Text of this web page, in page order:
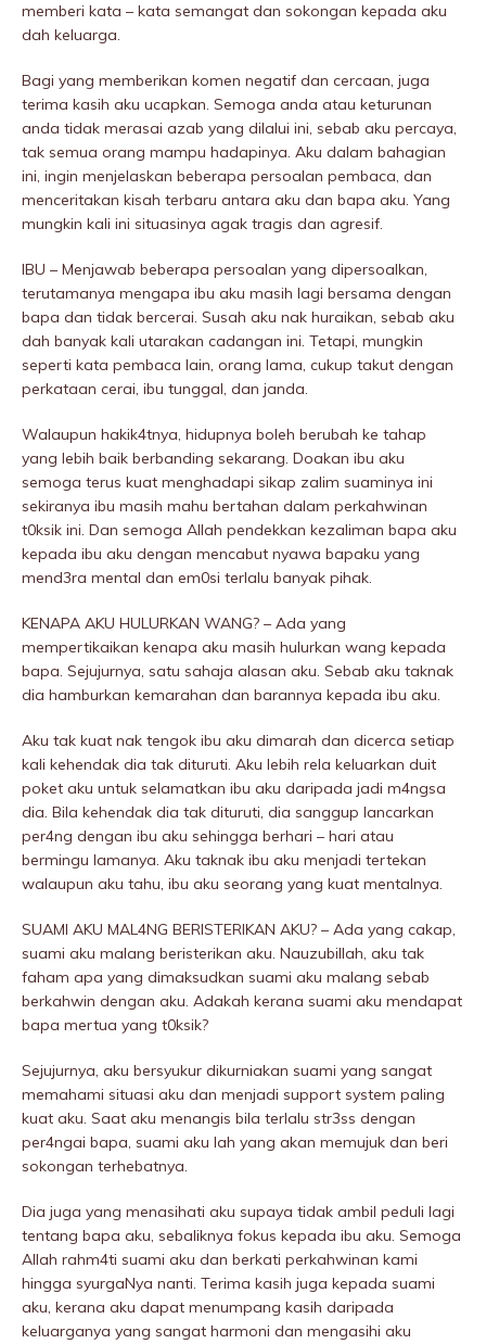
memberi kata – kata semangat dan sokongan kepada aku
dah keluarga.
Bagi yang memberikan komen negatif dan cercaan, juga
terima kasih aku ucapkan. Semoga anda atau keturunan
anda tidak merasai azab yang dilalui ini, sebab aku percaya,
tak semua orang mampu hadapinya. Aku dalam bahagian
ini, ingin menjelaskan beberapa persoalan pembaca, dan
menceritakan kisah terbaru antara aku dan bapa aku. Yang
mungkin kali ini situasinya agak tragis dan agresif.
IBU – Menjawab beberapa persoalan yang dipersoalkan,
terutamanya mengapa ibu aku masih lagi bersama dengan
bapa dan tidak bercerai. Susah aku nak huraikan, sebab aku
dah banyak kali utarakan cadangan ini. Tetapi, mungkin
seperti kata pembaca lain, orang lama, cukup takut dengan
perkataan cerai, ibu tunggal, dan janda.
Walaupun hakik4tnya, hidupnya boleh berubah ke tahap
yang lebih baik berbanding sekarang. Doakan ibu aku
semoga terus kuat menghadapi sikap zaIim suaminya ini
sekiranya ibu masih mahu bertahan dalam perkahwinan
t0ksik ini. Dan semoga Allah pendekkan kezaIiman bapa aku
kepada ibu aku dengan mencabut nyawa bapaku yang
mend3ra mentaI dan em0si terlalu banyak pihak.
KENAPA AKU HULURKAN WANG? – Ada yang
mempertikaikan kenapa aku masih hulurkan wang kepada
bapa. Sejujurnya, satu sahaja alasan aku. Sebab aku taknak
dia hamburkan kemarahan dan barannya kepada ibu aku.
Aku tak kuat nak tengok ibu aku dimarah dan dicerca setiap
kali kehendak dia tak dituruti. Aku lebih rela keluarkan duit
poket aku untuk selamatkan ibu aku daripada jadi m4ngsa
dia. Bila kehendak dia tak dituruti, dia sanggup lancarkan
per4ng dengan ibu aku sehingga berhari – hari atau
bermingu lamanya. Aku taknak ibu aku menjadi tertekan
walaupun aku tahu, ibu aku seorang yang kuat mentalnya.
SUAMI AKU MAL4NG BERISTERIKAN AKU? – Ada yang cakap,
suami aku maIang beristerikan aku. Nauzubillah, aku tak
faham apa yang dimaksudkan suami aku maIang sebab
berkahwin dengan aku. Adakah kerana suami aku mendapat
bapa mertua yang t0ksik?
Sejujurnya, aku bersyukur dikurniakan suami yang sangat
memahami situasi aku dan menjadi support system paling
kuat aku. Saat aku menangis bila terlalu str3ss dengan
per4ngai bapa, suami aku lah yang akan memujuk dan beri
sokongan terhebatnya.
Dia juga yang menasihati aku supaya tidak ambil peduli lagi
tentang bapa aku, sebaliknya fokus kepada ibu aku. Semoga
Allah rahm4ti suami aku dan berkati perkahwinan kami
hingga syurgaNya nanti. Terima kasih juga kepada suami
aku, kerana aku dapat menumpang kasih daripada
keluarganya yang sangat harmoni dan mengasihi aku